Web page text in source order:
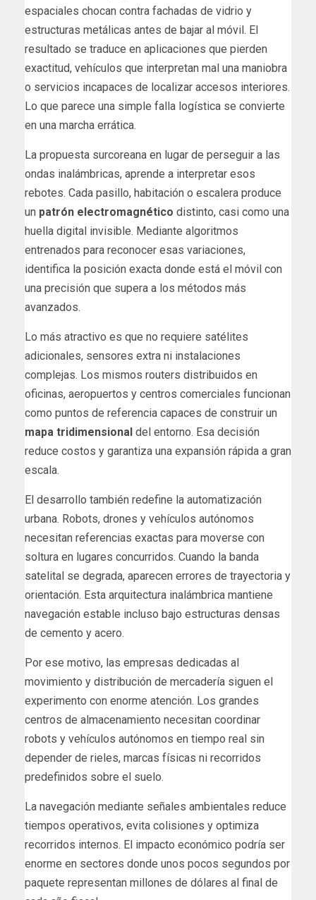
espaciales chocan contra fachadas de vidrio y
estructuras metálicas antes de bajar al móvil. El
resultado se traduce en aplicaciones que pierden
exactitud, vehículos que interpretan mal una maniobra
o servicios incapaces de localizar accesos interiores.
Lo que parece una simple falla logística se convierte
en una marcha errática.
La propuesta surcoreana en lugar de perseguir a las
ondas inalámbricas, aprende a interpretar esos
rebotes. Cada pasillo, habitación o escalera produce
un patrón electromagnético distinto, casi como una
huella digital invisible. Mediante algoritmos
entrenados para reconocer esas variaciones,
identifica la posición exacta donde está el móvil con
una precisión que supera a los métodos más
avanzados.
Lo más atractivo es que no requiere satélites
adicionales, sensores extra ni instalaciones
complejas. Los mismos routers distribuidos en
oficinas, aeropuertos y centros comerciales funcionan
como puntos de referencia capaces de construir un
mapa tridimensional del entorno. Esa decisión
reduce costos y garantiza una expansión rápida a gran
escala.
El desarrollo también redefine la automatización
urbana. Robots, drones y vehículos autónomos
necesitan referencias exactas para moverse con
soltura en lugares concurridos. Cuando la banda
satelital se degrada, aparecen errores de trayectoria y
orientación. Esta arquitectura inalámbrica mantiene
navegación estable incluso bajo estructuras densas
de cemento y acero.
Por ese motivo, las empresas dedicadas al
movimiento y distribución de mercadería siguen el
experimento con enorme atención. Los grandes
centros de almacenamiento necesitan coordinar
robots y vehículos autónomos en tiempo real sin
depender de rieles, marcas físicas ni recorridos
predefinidos sobre el suelo.
La navegación mediante señales ambientales reduce
tiempos operativos, evita colisiones y optimiza
recorridos internos. El impacto económico podría ser
enorme en sectores donde unos pocos segundos por
paquete representan millones de dólares al final de